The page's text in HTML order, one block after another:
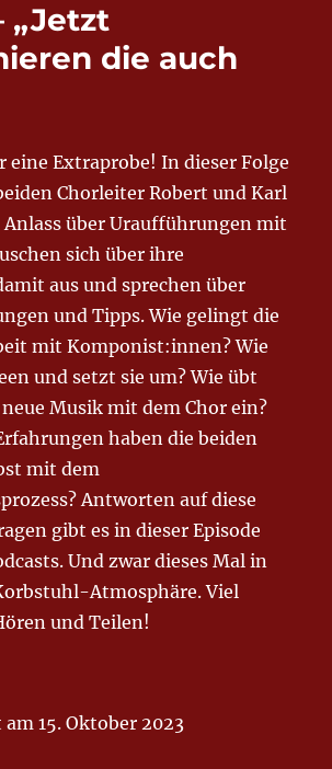
„Jetzt
die auch
eine Extraprobe! In dieser Folge
Chorleiter Robert und Karl
Anlass über Uraufführungen mit
sich über ihre
aus und sprechen über
und Tipps. Wie gelingt die
mit Komponist:innen? Wie
und setzt sie um? Wie übt
Musik mit dem Chor ein?
haben die beiden
mit dem
Antworten auf diese
gibt es in dieser Episode
Und zwar dieses Mal in
Atmosphäre. Viel
und Teilen!
15. Oktober 2023